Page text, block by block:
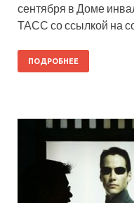
сентября в Доме
ТАСС со ссылкой на
ПОДРОБНЕЕ